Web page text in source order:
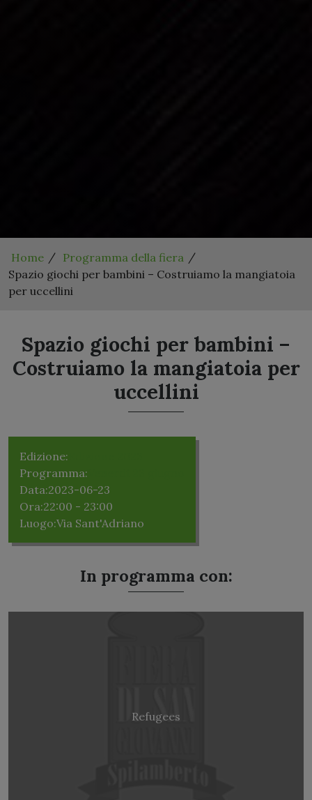
Home
Programma della fiera
Spazio giochi per bambini – Costruiamo la mangiatoia
per uccellini
Spazio giochi per bambini –
Costruiamo la mangiatoia per
uccellini
Edizione:
Programma:
Data:2023-06-23
Ora:22:00 - 23:00
Luogo:Via Sant'Adriano
In programma con:
Refugees